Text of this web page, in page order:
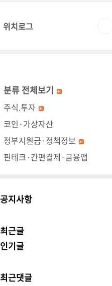
위치로그
분류 전체보기
주식.투자
코인·가상자산
정부지원금·정책정보
핀테크·간편결제·금융앱
공지사항
최근글
인기글
최근댓글